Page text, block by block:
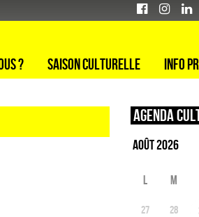
? Saison culturelle Info
Agenda
L M
27 28